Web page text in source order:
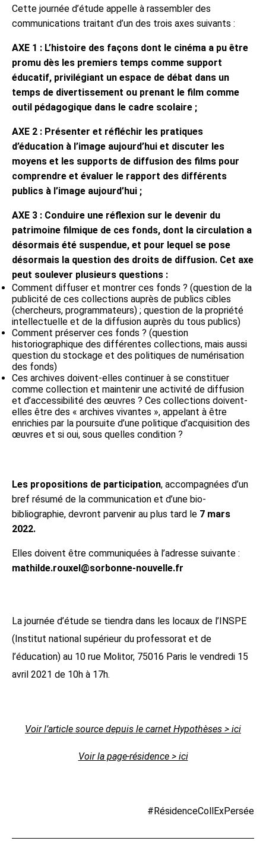
Cette journée d’étude appelle à rassembler des
communications traitant d’un des trois axes suivants :
AXE 1 : L’histoire des façons dont le cinéma a pu être
promu dès les premiers temps comme support
éducatif, privilégiant un espace de débat dans un
temps de divertissement ou prenant le film comme
outil pédagogique dans le cadre scolaire ;
AXE 2 : Présenter et réfléchir les pratiques
d’éducation à l’image aujourd’hui et discuter les
moyens et les supports de diffusion des films pour
comprendre et évaluer le rapport des différents
publics à l’image aujourd’hui ;
AXE 3 : Conduire une réflexion sur le devenir du
patrimoine filmique de ces fonds, dont la circulation a
désormais été suspendue, et pour lequel se pose
désormais la question des droits de diffusion. Cet axe
peut soulever plusieurs questions :
Comment diffuser et montrer ces fonds ? (question de la
publicité de ces collections auprès de publics cibles
(chercheurs, programmateurs) ; question de la propriété
intellectuelle et de la diffusion auprès du tous publics)
Comment préserver ces fonds ? (question
historiographique des différentes collections, mais aussi
question du stockage et des politiques de numérisation
des fonds)
Ces archives doivent-elles continuer à se constituer
comme collection et maintenir une activité de diffusion
et d’accessibilité des œuvres ? Ces collections doivent-
elles être des « archives vivantes », appelant à être
enrichies par la poursuite d’une politique d’acquisition des
œuvres et si oui, sous quelles condition ?
Les propositions de participation, accompagnées d’un
bref résumé de la communication et d’une bio-
bibliographie, devront parvenir au plus tard le 7 mars
2022.
Elles doivent être communiquées à l’adresse suivante :
mathilde.rouxel@sorbonne-nouvelle.fr
La journée d’étude se tiendra dans les locaux de l’INSPE
(Institut national supérieur du professorat et de
l’éducation) au 10 rue Molitor, 75016 Paris le vendredi 15
avril 2021 de 10h à 17h.
Voir l’article source depuis le carnet Hypothèses > ici
Voir la page-résidence > ici
#RésidenceCollExPersée